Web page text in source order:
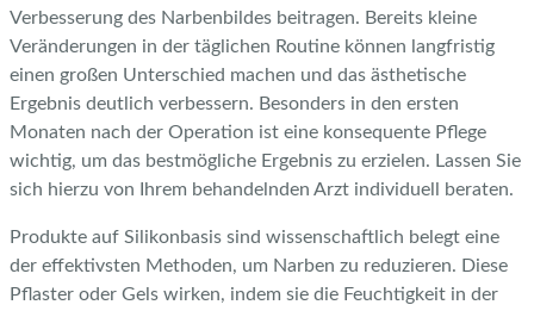
Verbesserung des Narbenbildes beitragen. Bereits kleine
Veränderungen in der täglichen Routine können langfristig
einen großen Unterschied machen und das ästhetische
Ergebnis deutlich verbessern. Besonders in den ersten
Monaten nach der Operation ist eine konsequente Pflege
wichtig, um das bestmögliche Ergebnis zu erzielen. Lassen Sie
sich hierzu von Ihrem behandelnden Arzt individuell beraten.
Produkte auf Silikonbasis sind wissenschaftlich belegt eine
der effektivsten Methoden, um Narben zu reduzieren. Diese
Pflaster oder Gels wirken, indem sie die Feuchtigkeit in der